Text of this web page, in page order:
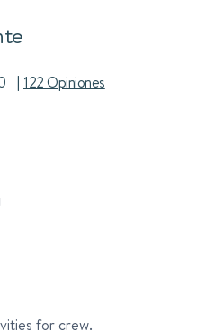
| 122 Opiniones
for crew.